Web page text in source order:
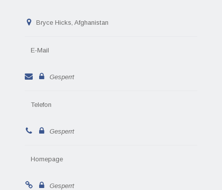
Bryce Hicks, Afghanistan
E-Mail
Gesperrt
Telefon
Gesperrt
Homepage
Gesperrt